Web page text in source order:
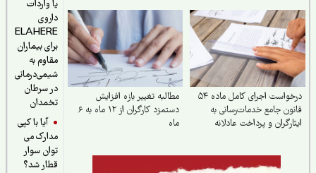
یا واردات
داروی
ELAHERE
برای بیماران
مقاوم به
شیمی‌درمانی
در سرطان
تخمدان
آیا با کپی
مدارک می
توان سوار
قطار شد؟
درخواست اجرای کامل ماده ۵۴
جامع خدمات‌رسانی به
و پرداخت عادلانه
مطالبه تغییر بازه افزایش
دستمزد کارگران از ۱۲ ماه به ۶